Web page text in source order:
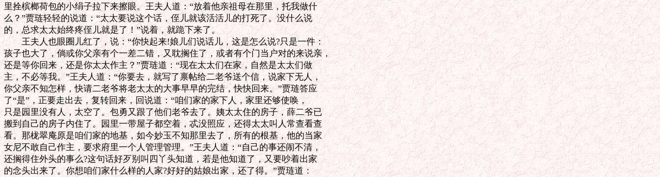
里拴槟榔荷包的小绢子拉下来擦眼。王夫人道：“放着他亲祖母在那里，托我做什
么？”贾琏轻轻的说道：“太太要说这个话，侄儿就该活活儿的打死了。没什么说
的，总求太太始终疼侄儿就是了！”说着，就跪下来了。
王夫人也眼圈儿红了，说：“你快起来!娘儿们说话儿，这是怎么说?只是一件：
孩子也大了，倘或你父亲有个一差二错，又耽搁住了，或者有个门当户对的来说亲，
还是等你回来，还是你太太作主？”贾琏道：“现在太太们在家，自然是太太们做
主，不必等我。”王夫人道：“你要去，就写了禀帖给二老爷送个信，说家下无人，
你父亲不知怎样，快请二老爷将老太太的大事早早的完结，快快回来。”贾琏答应
了“是”，正要走出去，复转回来，回说道：“咱们家的家下人，家里还够使唤，
只是园里没有人，太空了。包勇又跟了他们老爷去了。姨太太住的房子，薛二爷已
搬到自己的房子内住了。园里一带屋子都空着，忒没照应，还得太太叫人常查看查
看。那栊翠庵原是咱们家的地基，如今妙玉不知那里去了，所有的根基，他的当家
女尼不敢自己作主，要求府里一个人管理管理。”王夫人道：“自己的事还闹不清，
还搁得住外头的事么?这句话好歹别叫四丫头知道，若是他知道了，又要吵着出家
的念头出来了。你想咱们家什么样的人家?好好的姑娘出家，还了得。”贾琏道：